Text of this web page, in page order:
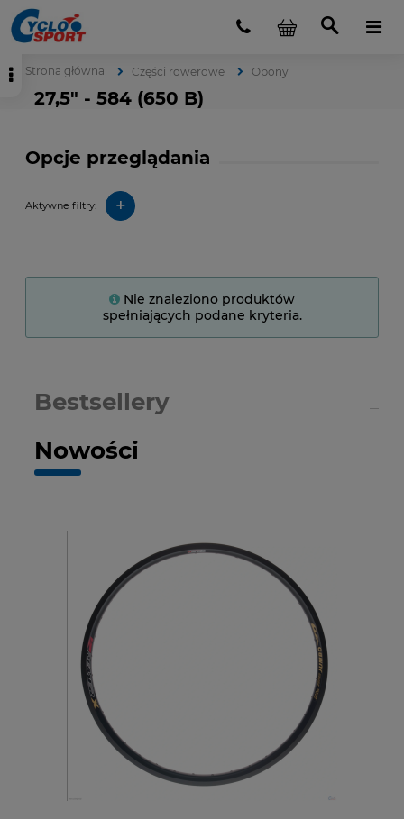
Strona główna Części rowerowe Opony
27,5" - 584 (650 B)
Opcje przeglądania
Aktywne filtry: +
Nie znaleziono produktów
spełniających podane kryteria.
Nowości
Bestsellery